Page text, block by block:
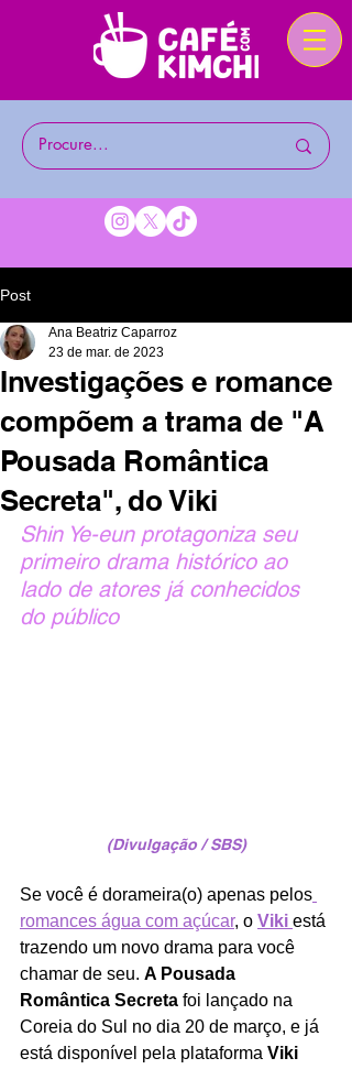
Post
Investigações e romance
compõem a trama de "A
Pousada Romântica
Secreta", do Viki
Ana Beatriz Caparroz
23 de mar. de 2023
Shin Ye-eun protagoniza seu
primeiro drama histórico ao
lado de atores já conhecidos
do público
(Divulgação / SBS)
Se você é dorameira(o) apenas pelos
romances água com açúcar, o Viki está
trazendo um novo drama para você
chamar de seu. A Pousada
Romântica Secreta foi lançado na
Coreia do Sul no dia 20 de março, e já
está disponível pela plataforma Viki